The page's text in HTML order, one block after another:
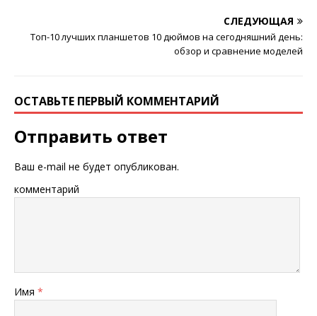
СЛЕДУЮЩАЯ
Топ-10 лучших планшетов 10 дюймов на сегодняшний день:
обзор и сравнение моделей
ОСТАВЬТЕ ПЕРВЫЙ КОММЕНТАРИЙ
Отправить ответ
Ваш e-mail не будет опубликован.
комментарий
Имя *